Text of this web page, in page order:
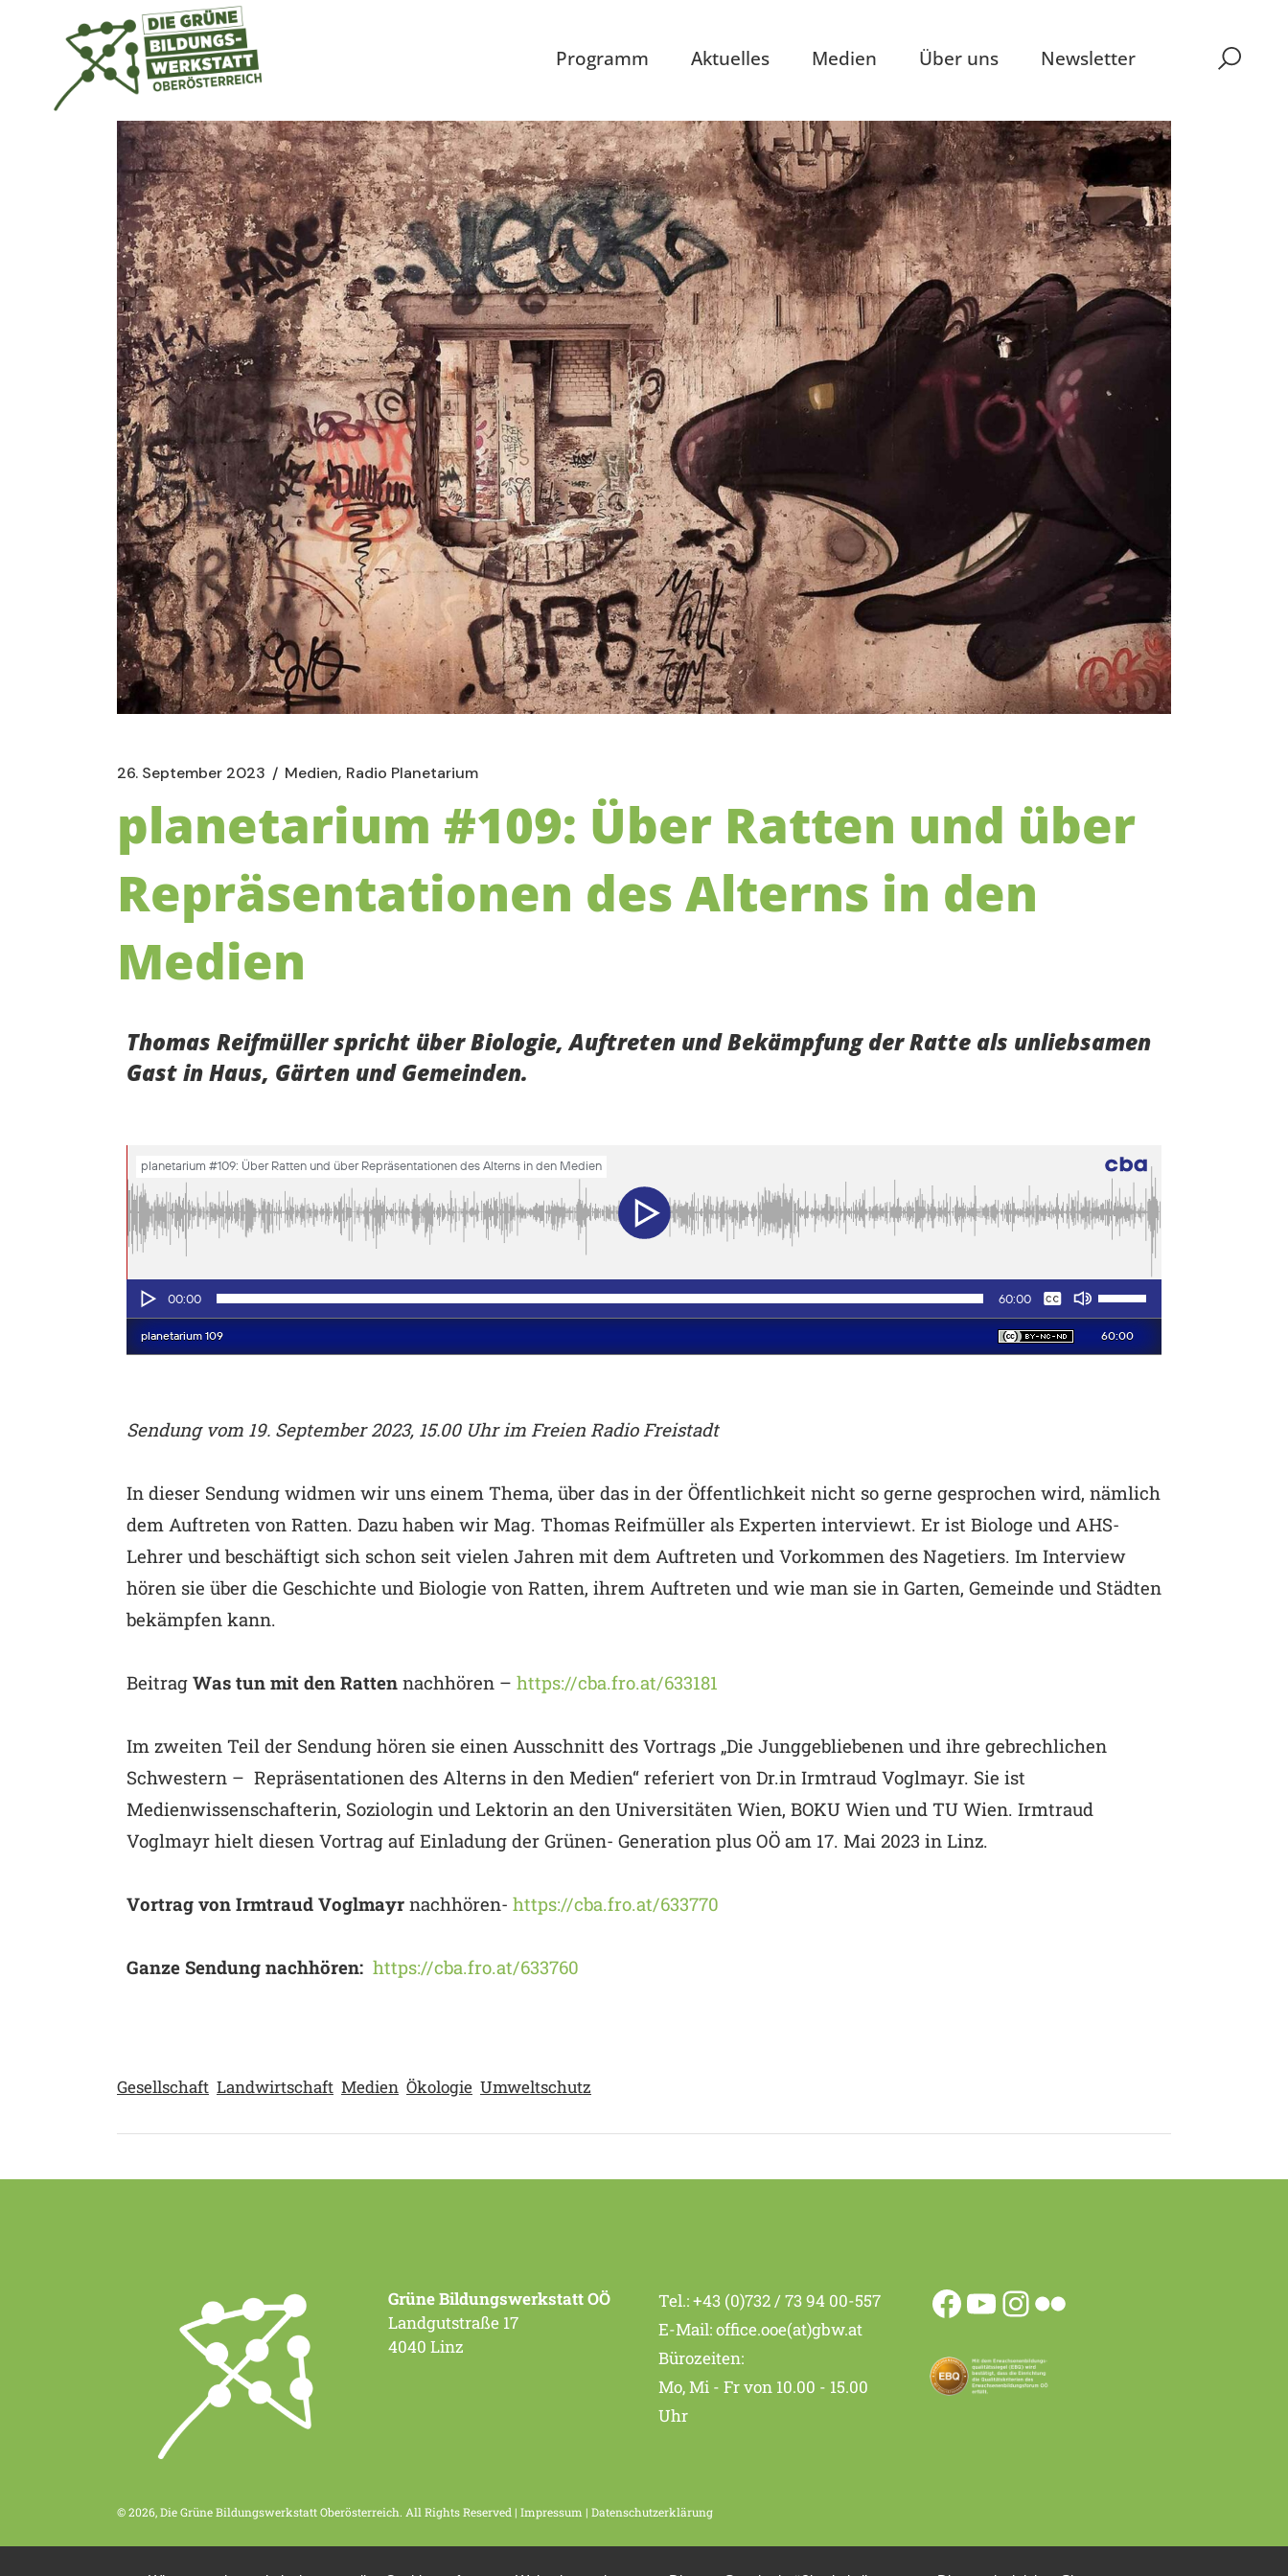
Programm Aktuelles Medien Über uns Newsletter
26. September 2023 Medien Radio Planetarium
planetarium #109: Über Ratten und über
Repräsentationen des Alterns in den
Medien
Thomas Reifmüller spricht über Biologie, Auftreten und Bekämpfung der Ratte als unliebsamen
Gast in Haus, Gärten und Gemeinden.
Sendung vom 19. September 2023, 15.00 Uhr im Freien Radio Freistadt
In dieser Sendung widmen wir uns einem Thema, über das in der Öffentlichkeit nicht so gerne gesprochen wird, nämlich
dem Auftreten von Ratten. Dazu haben wir Mag. Thomas Reifmüller als Experten interviewt. Er ist Biologe und AHS-
Lehrer und beschäftigt sich schon seit vielen Jahren mit dem Auftreten und Vorkommen des Nagetiers. Im Interview
hören sie über die Geschichte und Biologie von Ratten, ihrem Auftreten und wie man sie in Garten, Gemeinde und Städten
bekämpfen kann.
Beitrag Was tun mit den Ratten nachhören – https://cba.fro.at/633181
Im zweiten Teil der Sendung hören sie einen Ausschnitt des Vortrags „Die Junggebliebenen und ihre gebrechlichen
Schwestern – Repräsentationen des Alterns in den Medien“ referiert von Dr.in Irmtraud Voglmayr. Sie ist
Medienwissenschafterin, Soziologin und Lektorin an den Universitäten Wien, BOKU Wien und TU Wien. Irmtraud
Voglmayr hielt diesen Vortrag auf Einladung der Grünen- Generation plus OÖ am 17. Mai 2023 in Linz.
Vortrag von Irmtraud Voglmayr nachhören- https://cba.fro.at/633770
Ganze Sendung nachhören: https://cba.fro.at/633760
Gesellschaft Landwirtschaft Medien Ökologie Umweltschutz
Grüne Bildungswerkstatt OÖ
Landgutstraße 17
4040 Linz
Tel.:+43 (0)732 / 73 94 00-557
E-Mail:office.ooe(at)gbw.at
Bürozeiten:
Mo, Mi - Fr von 10.00 - 15.00
Uhr
© 2026, Die Grüne Bildungswerkstatt Oberösterreich. All Rights Reserved | Impressum | Datenschutzerklärung